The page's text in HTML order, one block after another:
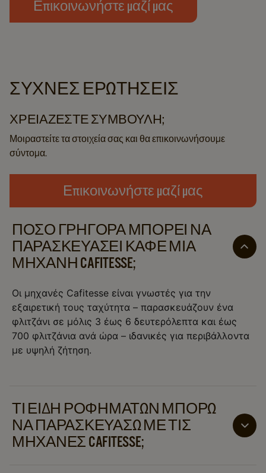
Επικοινωνήστε μαζί μας
ΣΥΧΝΈΣ ΕΡΩΤΉΣΕΙΣ
ΧΡΕΙΆΖΕΣΤΕ ΣΥΜΒΟΥΛΉ;
Μοιραστείτε τα στοιχεία σας και θα επικοινωνήσουμε
σύντομα.
Επικοινωνήστε μαζί μας
ΠΌΣΟ ΓΡΉΓΟΡΑ ΜΠΟΡΕΊ ΝΑ
ΠΑΡΑΣΚΕΥΆΣΕΙ ΚΑΦΈ ΜΙΑ
ΜΗΧΑΝΉ CAFITESSE;
Οι μηχανές Cafitesse είναι γνωστές για την
εξαιρετική τους ταχύτητα – παρασκευάζουν ένα
φλιτζάνι σε μόλις 3 έως 6 δευτερόλεπτα και έως
700 φλιτζάνια ανά ώρα – ιδανικές για περιβάλλοντα
με υψηλή ζήτηση.
ΤΙ ΕΊΔΗ ΡΟΦΗΜΆΤΩΝ ΜΠΟΡΏ
ΝΑ ΠΑΡΑΣΚΕΥΆΣΩ ΜΕ ΤΙΣ
ΜΗΧΑΝΈΣ CAFITESSE;